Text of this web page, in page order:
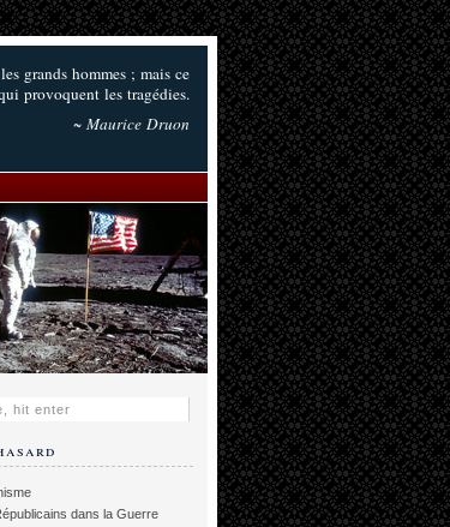
grands hommes ; mais ce
provoquent les tragédies.
~ Maurice Druon
dans la Guerre